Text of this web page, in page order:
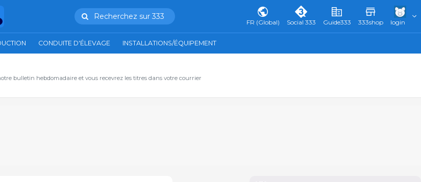
Recherchez sur 333
FR (Global) Social 333 Guide333 333shop login
CONDUITE D'ÉLEVAGE INSTALLATIONS/ÉQUIPEMENT
bulletin hebdomadaire et vous recevrez les titres dans votre courrier